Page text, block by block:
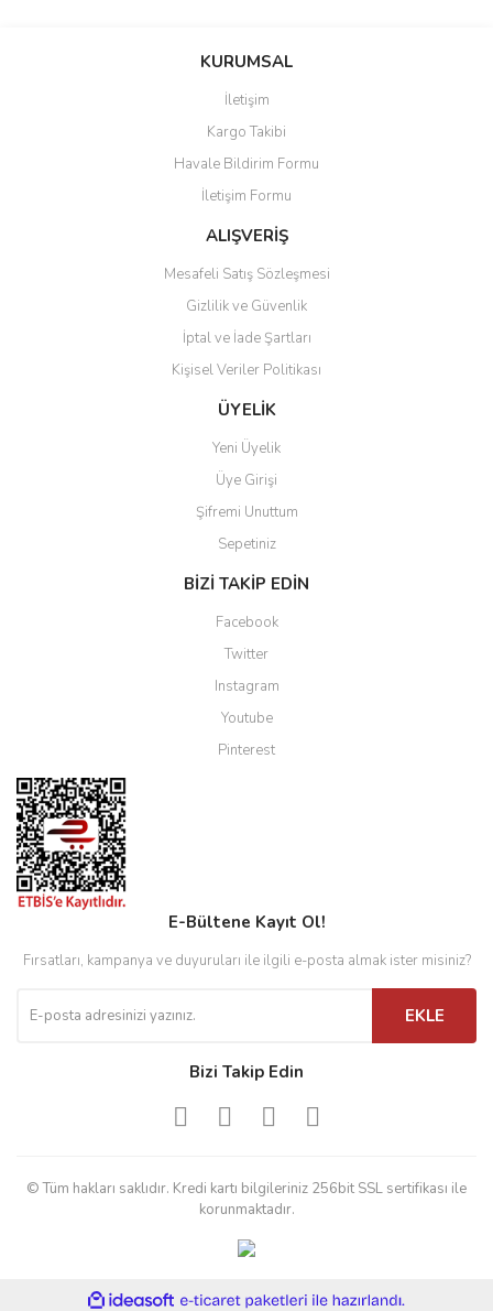
KURUMSAL
İletişim
Kargo Takibi
Havale Bildirim Formu
İletişim Formu
ALIŞVERİŞ
Mesafeli Satış Sözleşmesi
Gizlilik ve Güvenlik
İptal ve İade Şartları
Kişisel Veriler Politikası
ÜYELİK
Yeni Üyelik
Üye Girişi
Şifremi Unuttum
Sepetiniz
BİZİ TAKİP EDİN
Facebook
Twitter
Instagram
Youtube
Pinterest
E-Bültene Kayıt Ol!
Fırsatları, kampanya ve duyuruları ile ilgili e-posta almak ister misiniz?
EKLE
Bizi Takip Edin
© Tüm hakları saklıdır. Kredi kartı bilgileriniz 256bit SSL sertifikası ile
korunmaktadır.
ideasoft e-